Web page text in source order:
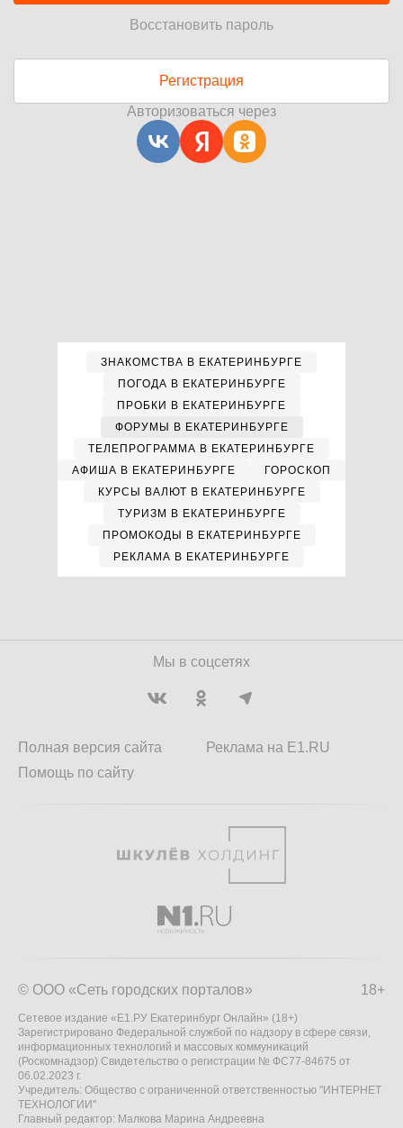
Восстановить пароль
Регистрация
Авторизоваться через
ЗНАКОМСТВА В ЕКАТЕРИНБУРГЕ
ПОГОДА В ЕКАТЕРИНБУРГЕ
ПРОБКИ В ЕКАТЕРИНБУРГЕ
ФОРУМЫ В ЕКАТЕРИНБУРГЕ
ТЕЛЕПРОГРАММА В ЕКАТЕРИНБУРГЕ
АФИША В ЕКАТЕРИНБУРГЕ
ГОРОСКОП
КУРСЫ ВАЛЮТ В ЕКАТЕРИНБУРГЕ
ТУРИЗМ В ЕКАТЕРИНБУРГЕ
ПРОМОКОДЫ В ЕКАТЕРИНБУРГЕ
РЕКЛАМА В ЕКАТЕРИНБУРГЕ
Мы в соцсетях
Полная версия сайта
Помощь по сайту
Реклама на E1.RU
18+
© ООО «Сеть городских порталов»
Сетевое издание «Е1.РУ Екатеринбург Онлайн» (18+)
Зарегистрировано Федеральной службой по надзору в сфере связи,
информационных технологий и массовых коммуникаций
(Роскомнадзор) Свидетельство о регистрации № ФС77-84675 от
06.02.2023 г.
Учредитель: Общество с ограниченной ответственностью "ИНТЕРНЕТ
ТЕХНОЛОГИИ"
Главный редактор: Малкова Марина Андреевна